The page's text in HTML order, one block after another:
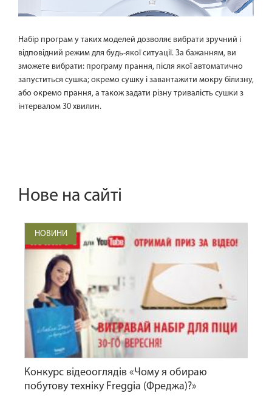
Набір програм у таких моделей дозволяє вибрати зручний і
відповідний режим для будь-якої ситуації. За бажанням, ви
зможете вибрати: програму прання, після якої автоматично
запуститься сушка; окремо сушку і завантажити мокру білизну,
або окремо прання, а також задати різну тривалість сушки з
інтервалом 30 хвилин.
Нове на сайті
НОВИНИ
Конкурс відеооглядів «Чому я обираю
побутову техніку Freggia (Фреджа)?»